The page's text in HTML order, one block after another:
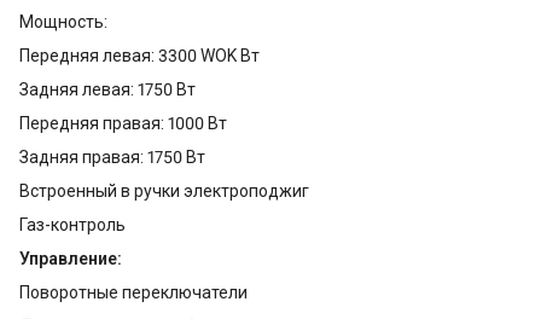
Мощность:
Передняя левая: 3300 WOK Вт
Задняя левая: 1750 Вт
Передняя правая: 1000 Вт
Задняя правая: 1750 Вт
Встроенный в ручки электроподжиг
Газ-контроль
Управление:
Поворотные переключатели